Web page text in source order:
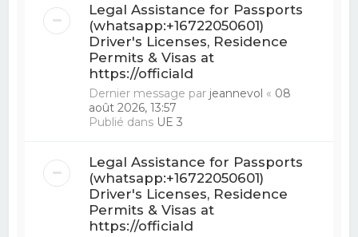
Legal Assistance for Passports
(whatsapp:+16722050601)
Driver's Licenses, Residence
Permits & Visas at
https://officiald
Dernier message par jeannevol « 08
août 2026, 13:57
Publié dans UE 3
Legal Assistance for Passports
(whatsapp:+16722050601)
Driver's Licenses, Residence
Permits & Visas at
https://officiald